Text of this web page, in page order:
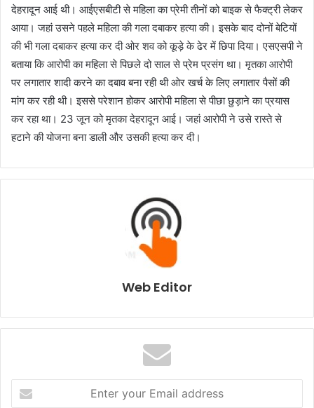
देहरादून आई थी। आईएसबीटी से महिला का प्रेमी तीनों को बाइक से फैक्ट्री लेकर
आया। जहां उसने पहले महिला की गला दबाकर हत्या की। इसके बाद दोनों बेटियों
की भी गला दबाकर हत्या कर दी ओर शव को कूड़े के ढेर में छिपा दिया। एसएसपी ने
बताया कि आरोपी का महिला से पिछले दो साल से प्रेम प्रसंग था। मृतका आरोपी
पर लगातार शादी करने का दबाव बना रही थी ओर खर्च के लिए लगातार पैसों की
मांग कर रही थी। इससे परेशान होकर आरोपी महिला से पीछा छुड़ाने का प्रयास
कर रहा था। 23 जून को मृतका देहरादून आई। जहां आरोपी ने उसे रास्ते से
हटाने की योजना बना डाली और उसकी हत्या कर दी।
Web Editor